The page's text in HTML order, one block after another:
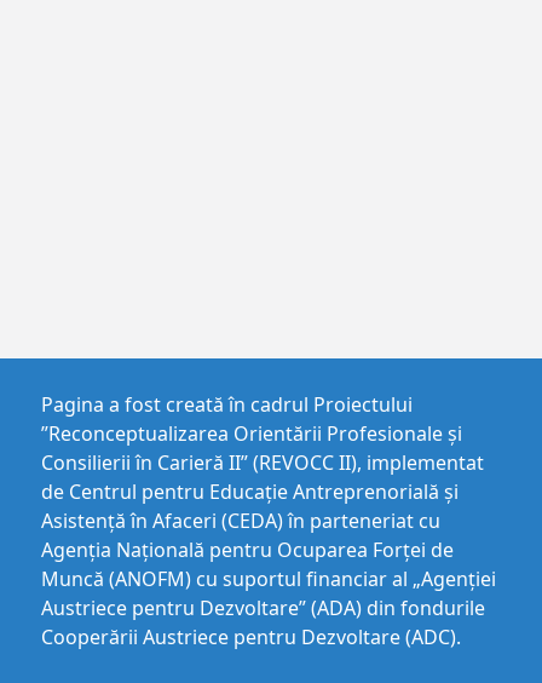
Pagina a fost creată în cadrul Proiectului
”Reconceptualizarea Orientării Profesionale și
Consilierii în Carieră II” (REVOCC II), implementat
de Centrul pentru Educaţie Antreprenorială şi
Asistenţă în Afaceri (CEDA) în parteneriat cu
Agenția Națională pentru Ocuparea Forței de
Muncă (ANOFM) cu suportul financiar al „Agenției
Austriece pentru Dezvoltare” (ADA) din fondurile
Cooperării Austriece pentru Dezvoltare (ADC).